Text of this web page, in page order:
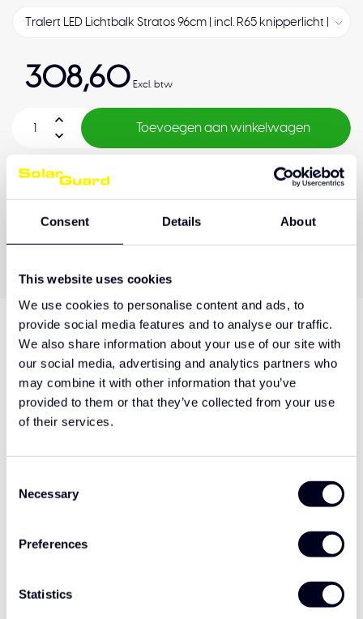
Consent Details About
This website uses cookies
We use cookies to personalise content and ads, to
provide social media features and to analyse our traffic.
We also share information about your use of our site with
our social media, advertising and analytics partners who
may combine it with other information that you’ve
provided to them or that they’ve collected from your use
of their services.
Selection
Necessary
Preferences
Statistics
308,60 Excl. btw
Toevoegen aan winkelwagen
Levertijd
1-5 Dagen
Productomschrijving
Hulp nodig bij het maken van de juiste keuze
https://www.solarguardexclusivetruckparts.com/nl/verli
chting/tralert-verlichting/led-lichtbalken/